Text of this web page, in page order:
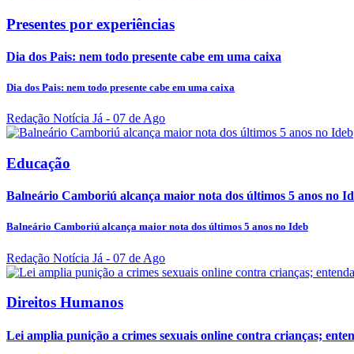
Presentes por experiências
Dia dos Pais: nem todo presente cabe em uma caixa
Dia dos Pais: nem todo presente cabe em uma caixa
Redação Notícia Já - 07 de Ago
Educação
Balneário Camboriú alcança maior nota dos últimos 5 anos no
Balneário Camboriú alcança maior nota dos últimos 5 anos no Ideb
Redação Notícia Já - 07 de Ago
Direitos Humanos
Lei amplia punição a crimes sexuais online contra crianças;